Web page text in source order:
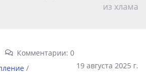
из хлама
Комментарии: 0
19 августа 2025 г.
/